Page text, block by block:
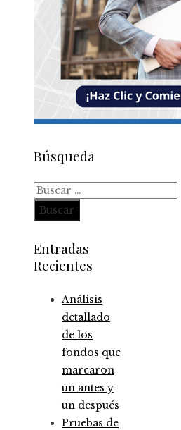
Búsqueda
Buscar:
Entradas
Recientes
Análisis
detallado
de los
fondos que
marcaron
un antes y
un después
Pruebas de